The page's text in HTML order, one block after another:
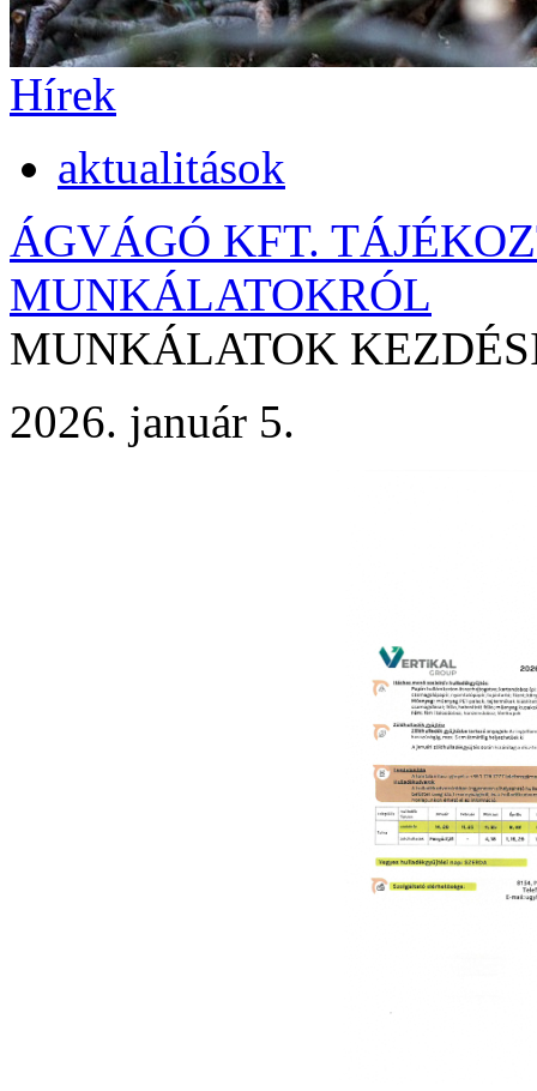
Hírek
aktualitások
ÁGVÁGÓ KFT.
MUNKÁLATOKRÓL
MUNKÁLATOK
2026. január 5.